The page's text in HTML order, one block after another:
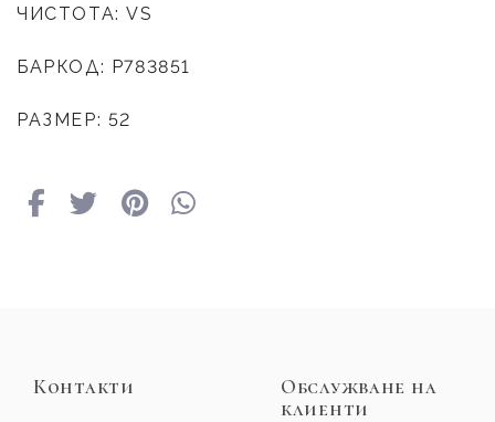
ЧИСТОТА: VS
БАРКОД: P783851
РАЗМЕР: 52
Контакти
Обслужване на
клиенти